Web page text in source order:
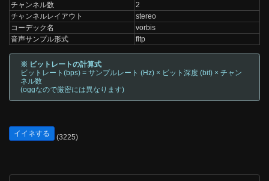
チャンネル数
2
チャンネルレイアウト
stereo
コーデック名
vorbis
音声サンプル形式
fltp
※ ビットレートの計算式
ビットレート(bps) = サンプルレート (Hz) × ビット深度 (bit) × チャン
ネル数
(oggなので厳密には異なります)
イイネする (3225)